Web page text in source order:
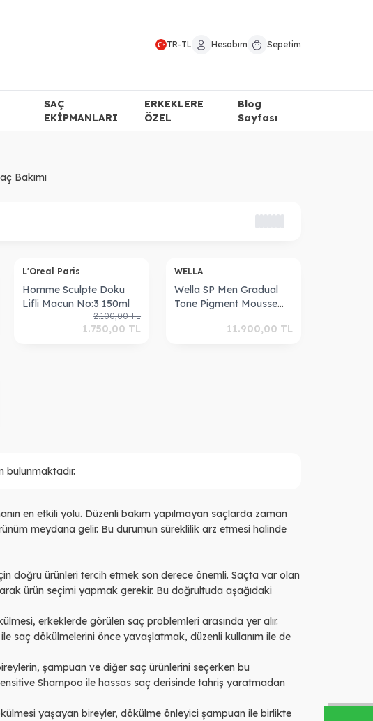
TR-TL Hesabım Sepetim
SAÇ
EKİPMANLARI
ERKEKLERE
ÖZEL
Blog
Sayfası
Bakımı
L'Oreal Paris
Homme Sculpte Doku
Lifli Macun No:3 150ml
2.100,00TL
1.750,00 TL
WELLA
Wella SP Men Gradual
Tone Pigment Mousse
11.900,00 TL
bulunmaktadır.
en etkili yolu. Düzenli bakım yapılmayan saçlarda zaman
meydana gelir. Bu durumun süreklilik arz etmesi halinde
doğru ürünleri tercih etmek son derece önemli. Saçta var olan
ürün seçimi yapmak gerekir. Bu doğrultuda aşağıdaki
erkeklerde görülen saç problemleri arasında yer alır.
saç dökülmelerini önce yavaşlatmak, düzenli kullanım ile de
şampuan ve diğer saç ürünlerini seçerken bu
Shampoo ile hassas saç derisinde tahriş yaratmadan
yaşayan bireyler, dökülme önleyici şampuan ile birlikte